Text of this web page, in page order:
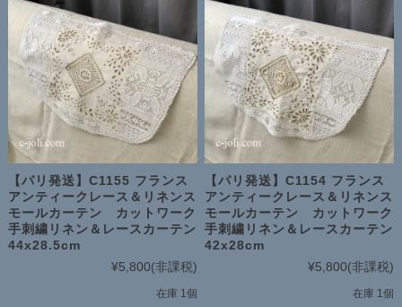
【パリ発送】C1155 フランス
アンティークレース＆リネンス
モールカーテン カットワーク
手刺繍リネン＆レースカーテン
44x28.5cm
¥5,800(非課税)
在庫 1個
【パリ発送】C1154 フランス
アンティークレース＆リネンス
モールカーテン カットワーク
手刺繍リネン＆レースカーテン
42x28cm
¥5,800(非課税)
在庫 1個